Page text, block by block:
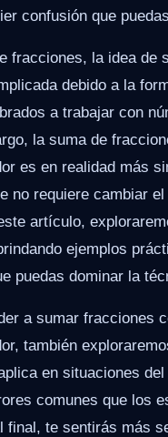
confusión que
fracciones, la idea de
debido a la
a trabajar con
la suma de
es en realidad más
no requiere cambiar el
artículo,
ejemplos
puedas dominar la
a sumar fracciones
también
en situaciones del
comunes que los
final, te sentirás más